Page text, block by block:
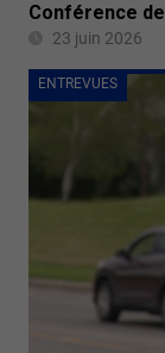
Conférence
23 juin 2026
ENTREVUES